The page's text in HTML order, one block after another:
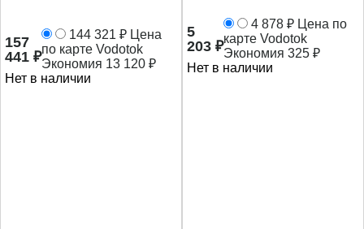
157
441 ₽
144 321 ₽ Цена
по карте Vodotok
Экономия 13 120 ₽
Нет в наличии
5
203 ₽
4 878 ₽ Цена по
карте Vodotok
Экономия 325 ₽
Нет в наличии